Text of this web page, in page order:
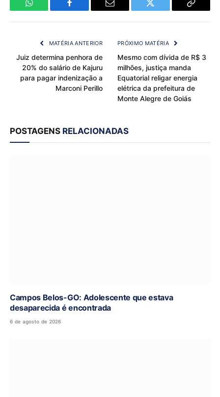
WhatsApp Facebook Email Twitter
Copy
MATÉRIA ANTERIOR
Juiz determina penhora de
20% do salário de Kajuru
para pagar indenização a
Marconi Perillo
PRÓXIMO MATÉRIA
Mesmo com dívida de R$ 3
milhões, justiça manda
Equatorial religar energia
elétrica da prefeitura de
Monte Alegre de Goiás
POSTAGENS RELACIONADAS
Campos Belos-GO: Adolescente que estava
desaparecida é encontrada
6 de agosto de 2026